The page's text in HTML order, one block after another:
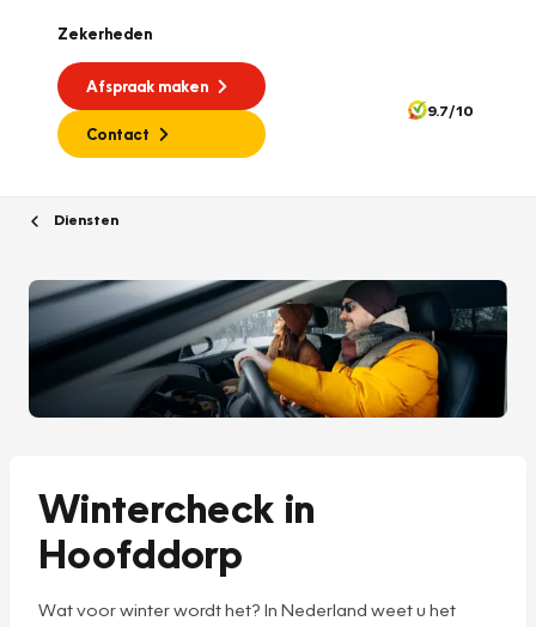
Zekerheden
Afspraak maken
Contact
9.7/10
Diensten
Wintercheck in
Hoofddorp
Wat voor winter wordt het? In Nederland weet u het